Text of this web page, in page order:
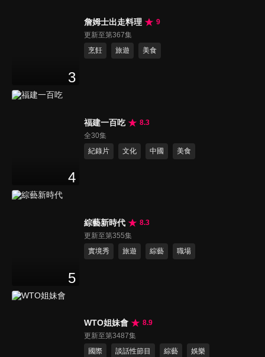
3
詹姆士出走料理
9
更新至第367集
烹飪
旅遊 美食
4
福建一百吃
8.3
全30集
紀錄片
文化 中國 美食
5
綜藝新時代
8.3
更新至第355集
實境秀
旅遊 綜藝 職場
WTO姐妹會
8.9
更新至第3487集
國際
談話性節目 綜藝 娛樂